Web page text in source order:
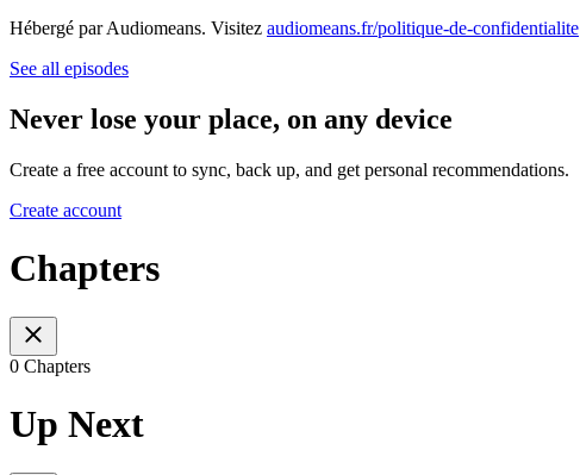
Hébergé par Audiomeans. Visitez audiomeans.fr/politique-de-confidentialite
See all episodes
Never lose your place, on any device
Create a free account to sync, back up, and get personal recommendations.
Create account
Chapters
0 Chapters
Up Next